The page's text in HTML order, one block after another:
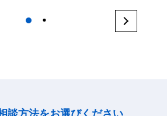
1
談方法をお選びください